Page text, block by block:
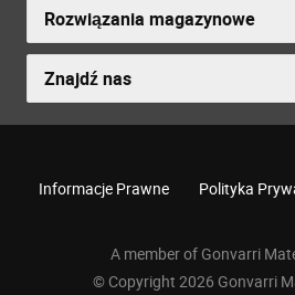
Rozwiązania magazynowe
Znajdź nas
Informacje Prawne Polityka
A member of Gonvarri
© Copyright 2026 Gonvarri